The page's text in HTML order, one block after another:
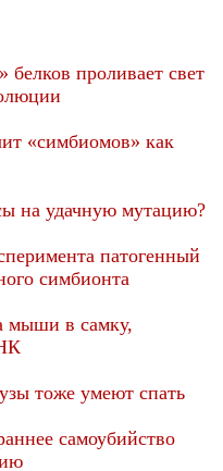
белков проливает свет
«симбиомов» как
на удачную мутацию?
патогенный
симбионта
мыши в самку,
тоже умеют спать
самоубийство